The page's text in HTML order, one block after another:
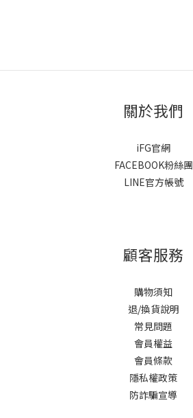
關於我們
iFG官網
FACEBOOK粉絲團
LINE官方帳號
顧客服務
購物須知
退/換貨說明
常見問題
會員權益
會員條款
隱私權政策
防詐騙宣導